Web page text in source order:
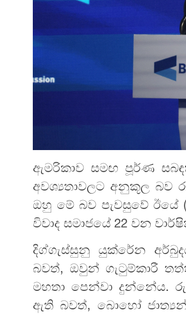
ඇමරිකාව සමඟ පූර්ණ
අවශ්‍යතාවලට අනුකූල බව
ඔහු මේ බව පැවසුවේ ඊයේ
විවාද සමාජයේ 22 වන
දිග්ගැස්සුනු යුක්රේන
බවත්, ඔවුන් ගැටුම්කාරී
මහතා පෙන්වා දුන්නේය.
ඇති බවත්, බොහෝ